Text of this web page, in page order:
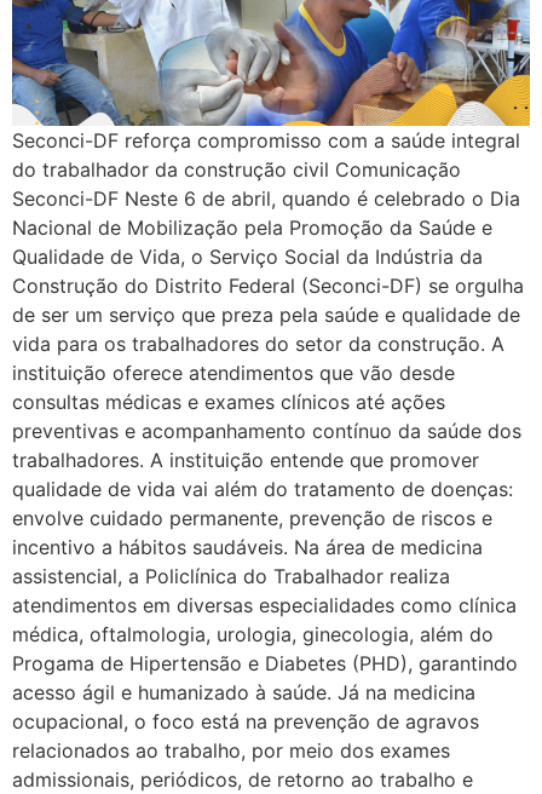
Seconci-DF reforça compromisso com a saúde integral
do trabalhador da construção civil Comunicação
Seconci-DF Neste 6 de abril, quando é celebrado o Dia
Nacional de Mobilização pela Promoção da Saúde e
Qualidade de Vida, o Serviço Social da Indústria da
Construção do Distrito Federal (Seconci-DF) se orgulha
de ser um serviço que preza pela saúde e qualidade de
vida para os trabalhadores do setor da construção. A
instituição oferece atendimentos que vão desde
consultas médicas e exames clínicos até ações
preventivas e acompanhamento contínuo da saúde dos
trabalhadores. A instituição entende que promover
qualidade de vida vai além do tratamento de doenças:
envolve cuidado permanente, prevenção de riscos e
incentivo a hábitos saudáveis. Na área de medicina
assistencial, a Policlínica do Trabalhador realiza
atendimentos em diversas especialidades como clínica
médica, oftalmologia, urologia, ginecologia, além do
Progama de Hipertensão e Diabetes (PHD), garantindo
acesso ágil e humanizado à saúde. Já na medicina
ocupacional, o foco está na prevenção de agravos
relacionados ao trabalho, por meio dos exames
admissionais, periódicos, de retorno ao trabalho e